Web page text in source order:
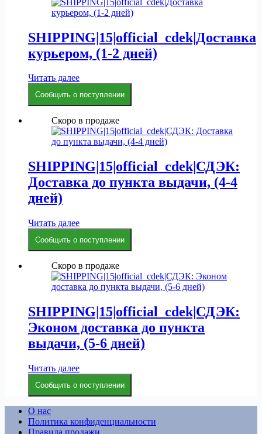
SHIPPING|15|official_cdek|Доставка
курьером, (1-2 дней)
Читать далее
Сообщить о поступлении
Скоро в продаже
SHIPPING|15|official_cdek|СДЭК:
Доставка до пункта выдачи, (4-4
дней)
Читать далее
Сообщить о поступлении
Скоро в продаже
SHIPPING|15|official_cdek|СДЭК:
Эконом доставка до пункта
выдачи, (5-6 дней)
Читать далее
Сообщить о поступлении
О нас
Политика конфиденциальности
Правила продажи